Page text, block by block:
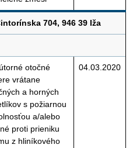
704, 946 39 Iža
otočné
vrátane
a horných
s požiarnou
a/alebo
proti prieniku
z hliníkového
04.03.2020